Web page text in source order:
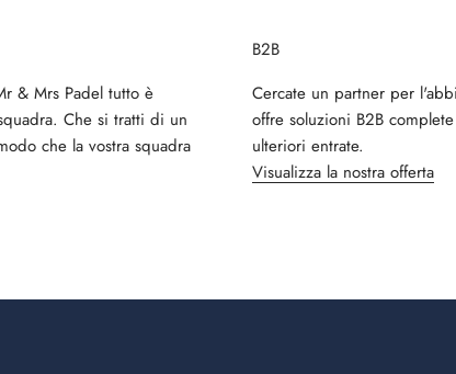
& Mrs Padel tutto è
Che si tratti di un
che la vostra squadra
B2B
Cercate un partner per
offre soluzioni B2B
ulteriori entrate.
Visualizza la nostra offerta